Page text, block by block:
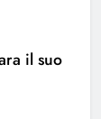
il suo